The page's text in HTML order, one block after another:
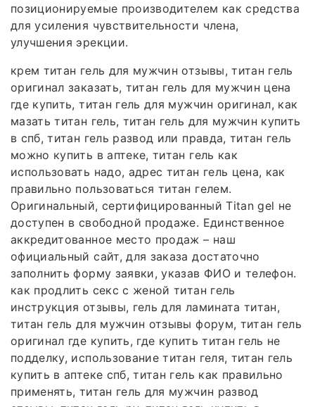
позиционируемые производителем как средства
для усиления чувствительности члена,
улучшения эрекции.
крем титан гель для мужчин отзывы, титан гель
оригинал заказать, титан гель для мужчин цена
где купить, титан гель для мужчин оригинал, как
мазать титан гель, титан гель для мужчин купить
в спб, титан гель развод или правда, титан гель
можно купить в аптеке, титан гель как
использовать надо, адрес титан гель цена, как
правильно пользоваться титан гелем.
Оригинальный, сертифицированный Titan gel не
доступен в свободной продаже. Единственное
аккредитованное место продаж – наш
официальный сайт, для заказа достаточно
заполнить форму заявки, указав ФИО и телефон.
как продлить секс с женой титан гель
инструкция отзывы, гель для ламината титан,
титан гель для мужчин отзывы форум, титан гель
оригинал где купить, где купить титан гель не
подделку, использование титан геля, титан гель
купить в аптеке спб, титан гель как правильно
применять, титан гель для мужчин развод